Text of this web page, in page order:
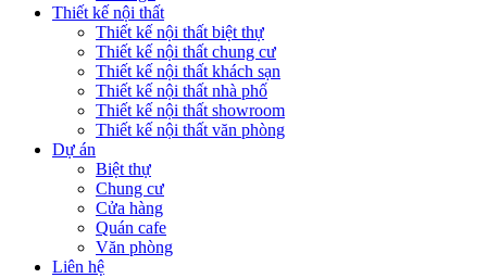
Thiết kế nội thất
Thiết kế nội thất biệt thự
Thiết kế nội thất chung cư
Thiết kế nội thất khách sạn
Thiết kế nội thất nhà phố
Thiết kế nội thất showroom
Thiết kế nội thất văn phòng
Dự án
Biệt thự
Chung cư
Cửa hàng
Quán cafe
Văn phòng
Liên hệ